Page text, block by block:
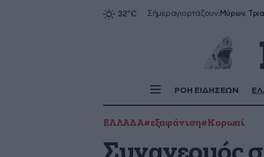
Σήμεραγιορτάζουν:
ΡΟΗ ΕΙΔΗΣΕΩΝ
ΕΛΛΑΔΑ#εξαφάνιση#Κορωπί